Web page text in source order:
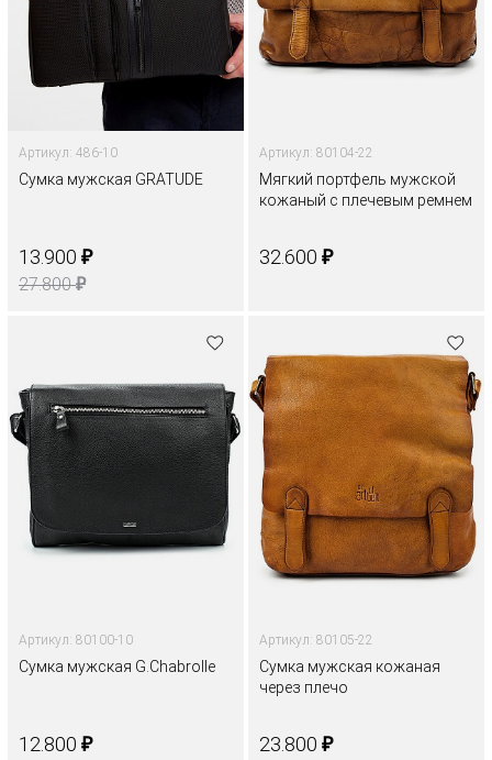
Артикул: 486-10
Сумка мужская GRATUDE
13.900 ₽
27.800₽
Артикул: 80104-22
Мягкий портфель мужской
кожаный с плечевым ремнем
32.600 ₽
Артикул: 80100-10
Сумка мужская G.Chabrolle
12.800 ₽
Артикул: 80105-22
Сумка мужская кожаная
через плечо
23.800 ₽